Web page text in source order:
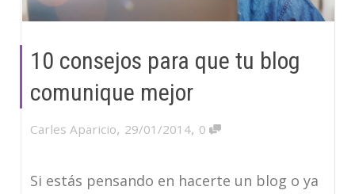
10 consejos para que tu blog
comunique mejor
Carles Aparicio, 29/01/2014, 0
Si estás pensando en hacerte un blog o ya